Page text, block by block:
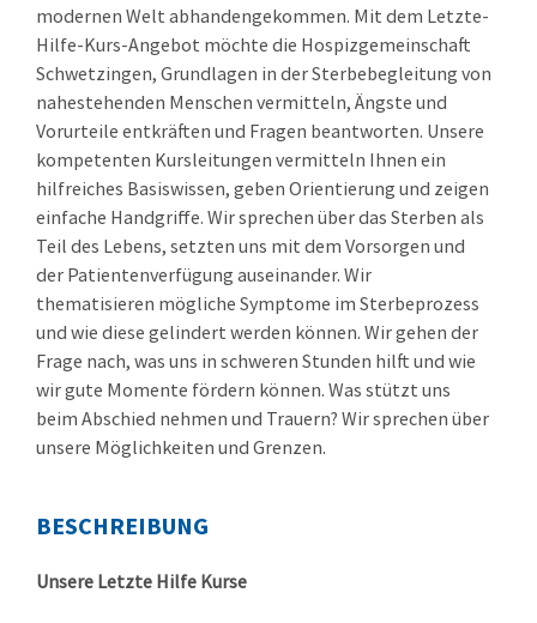
modernen Welt abhandengekommen. Mit dem Letzte-
Hilfe-Kurs-Angebot möchte die Hospizgemeinschaft
Schwetzingen, Grundlagen in der Sterbebegleitung von
nahestehenden Menschen vermitteln, Ängste und
Vorurteile entkräften und Fragen beantworten. Unsere
kompetenten Kursleitungen vermitteln Ihnen ein
hilfreiches Basiswissen, geben Orientierung und zeigen
einfache Handgriffe. Wir sprechen über das Sterben als
Teil des Lebens, setzten uns mit dem Vorsorgen und
der Patientenverfügung auseinander. Wir
thematisieren mögliche Symptome im Sterbeprozess
und wie diese gelindert werden können. Wir gehen der
Frage nach, was uns in schweren Stunden hilft und wie
wir gute Momente fördern können. Was stützt uns
beim Abschied nehmen und Trauern? Wir sprechen über
unsere Möglichkeiten und Grenzen.
BESCHREIBUNG
Unsere Letzte Hilfe Kurse